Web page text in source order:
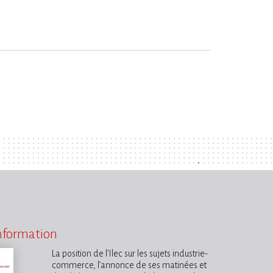
La position de l’Ilec sur les sujets industrie-
commerce, l’annonce de ses matinées et